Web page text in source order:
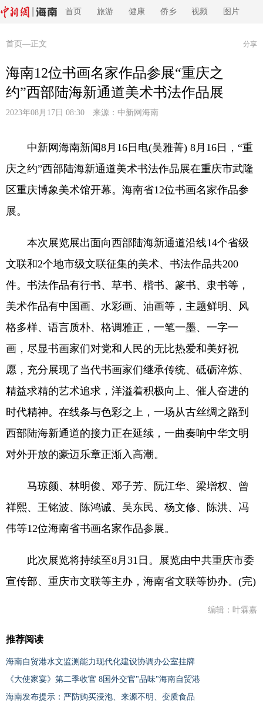
首页 旅游 健康 侨乡 视频 图片
首页 —正文 分享
海南12位书画名家作品参展“重庆之
约”西部陆海新通道美术书法作品展
2023年08月17日 08:30 来源： 中新网海南
中新网海南新闻8月16日电(吴雅菁) 8月16日，“重
庆之约”西部陆海新通道美术书法作品展在重庆市武隆
区重庆博象美术馆开幕。海南省12位书画名家作品参
展。
本次展览展出面向西部陆海新通道沿线14个省级
文联和2个地市级文联征集的美术、书法作品共200
件。书法作品有行书、草书、楷书、篆书、隶书等，
美术作品有中国画、水彩画、油画等，主题鲜明、风
格多样、语言质朴、格调雅正，一笔一墨、一字一
画，尽显书画家们对党和人民的无比热爱和美好祝
愿，充分展现了当代书画家们继承传统、砥砺淬炼、
精益求精的艺术追求，洋溢着积极向上、催人奋进的
时代精神。在线条与色彩之上，一场从古丝绸之路到
西部陆海新通道的接力正在延续，一曲奏响中华文明
对外开放的豪迈乐章正渐入高潮。
马琼颜、林明俊、邓子芳、阮江华、梁增权、曾
祥熙、王铭波、陈鸿诚、吴东民、杨文修、陈洪、冯
伟等12位海南省书画名家作品参展。
此次展览将持续至8月31日。展览由中共重庆市委
宣传部、重庆市文联等主办，海南省文联等协办。(完)
编辑：叶霖嘉
推荐阅读
海南自贸港水文监测能力现代化建设协调办公室挂牌
《大使家宴》第二季收官 8国外交官"品味"海南自贸港
海南发布提示：严防购买浸泡、来源不明、变质食品